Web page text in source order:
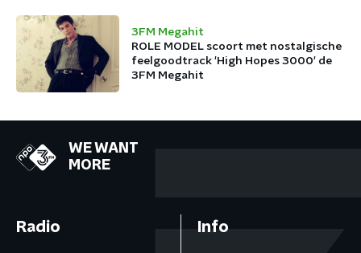
3FM Megahit
ROLE MODEL scoort met nostalgische
feelgoodtrack 'High Hopes 3000' de
3FM Megahit
WE WANT
MORE
Radio Info